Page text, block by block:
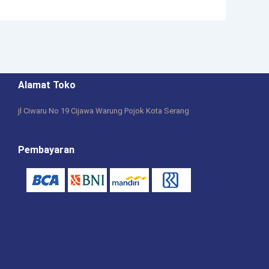
Alamat Toko
jl Ciwaru No 19 Cijawa Warung Pojok Kota Serang
Pembayaran